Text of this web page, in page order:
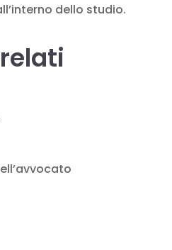
dello studio.